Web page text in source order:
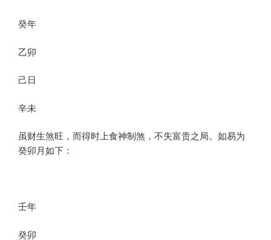
癸年
乙卯
己日
辛未
虽财生煞旺，而得时上食神制煞，不失富贵之局。如易为
癸卯月如下：
壬年
癸卯